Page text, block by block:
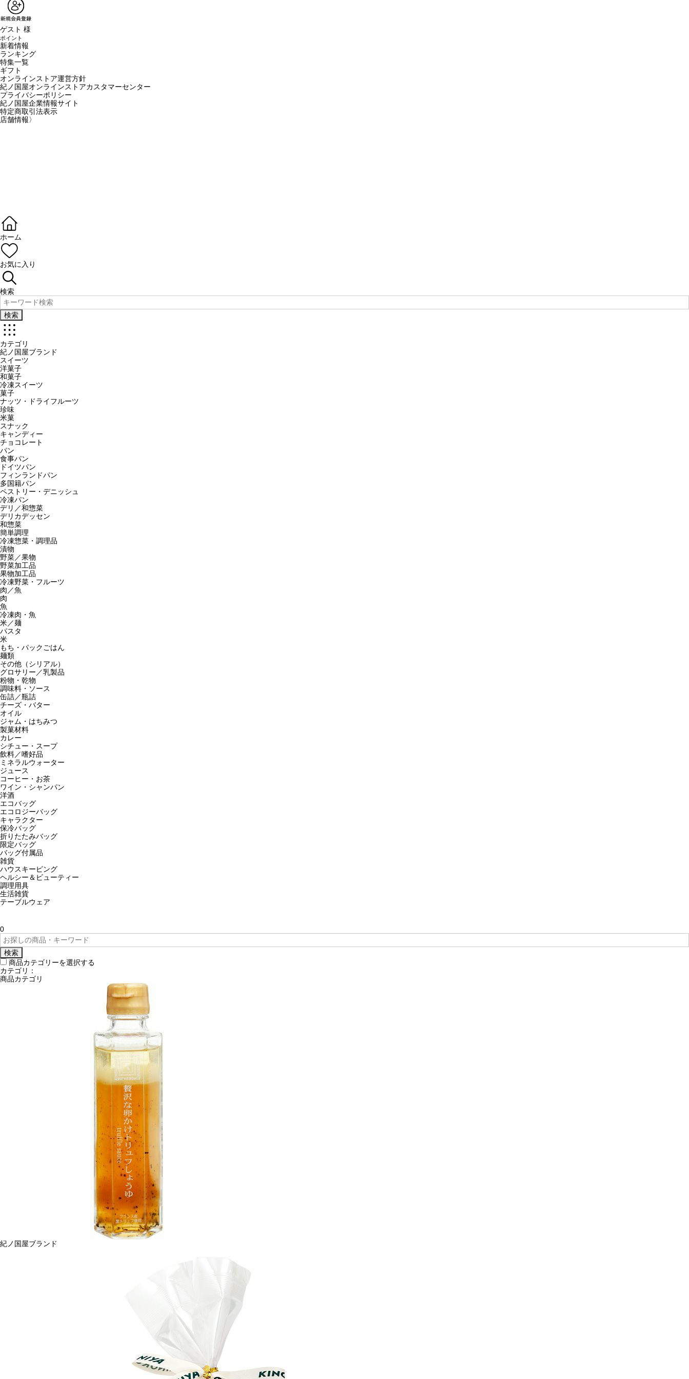
ゲスト 様
ポイント
新着情報
ランキング
特集一覧
ギフト
オンラインストア運営方針
紀ノ国屋オンラインストアカスタマーセンター
プライバシーポリシー
紀ノ国屋企業情報サイト
特定商取引法表示
店舗情報〉
ホーム
お気に入り
検索
検索
カテゴリ
紀ノ国屋ブランド
スイーツ
洋菓子
和菓子
冷凍スイーツ
菓子
ナッツ・ドライフルーツ
珍味
米菓
スナック
キャンディー
チョコレート
パン
食事パン
ドイツパン
フィンランドパン
多国籍パン
ペストリー・デニッシュ
冷凍パン
デリ／和惣菜
デリカデッセン
和惣菜
簡単調理
冷凍惣菜・調理品
漬物
野菜／果物
野菜加工品
果物加工品
冷凍野菜・フルーツ
肉／魚
肉
魚
冷凍肉・魚
米／麺
パスタ
米
もち・パックごはん
麺類
その他（シリアル）
グロサリー／乳製品
粉物・乾物
調味料・ソース
缶詰／瓶詰
チーズ・バター
オイル
ジャム・はちみつ
製菓材料
カレー
シチュー・スープ
飲料／嗜好品
ミネラルウォーター
ジュース
コーヒー・お茶
ワイン・シャンパン
洋酒
エコバッグ
エコロジーバッグ
キャラクター
保冷バッグ
折りたたみバッグ
限定バッグ
バッグ付属品
雑貨
ハウスキーピング
ヘルシー＆ビューティー
調理用具
生活雑貨
テーブルウェア
0
検索
商品カテゴリーを選択する
カテゴリ：
商品カテゴリ
紀ノ国屋ブランド